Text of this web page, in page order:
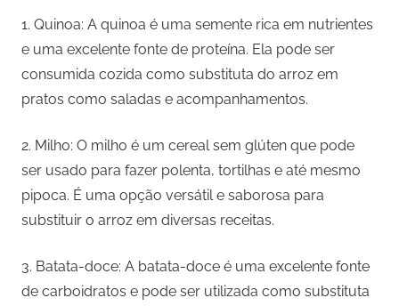
1. Quinoa: A quinoa é uma semente rica em nutrientes
e uma excelente fonte de proteína. Ela pode ser
consumida cozida como substituta do arroz em
pratos como saladas e acompanhamentos.
2. Milho: O milho é um cereal sem glúten que pode
ser usado para fazer polenta, tortilhas e até mesmo
pipoca. É uma opção versátil e saborosa para
substituir o arroz em diversas receitas.
3. Batata-doce: A batata-doce é uma excelente fonte
de carboidratos e pode ser utilizada como substituta